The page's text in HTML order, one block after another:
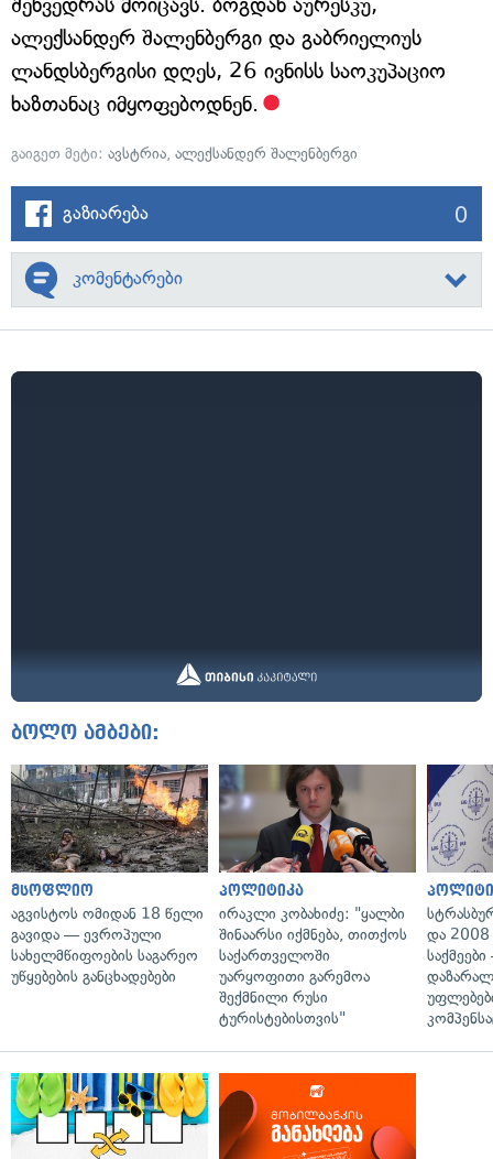
ალექსანდერ შალენბერგი და გაბრიელიუს
ლანდსბერგისი დღეს, 26 ივნისს საოკუპაციო
ხაზთანაც იმყოფებოდნენ.
გაიგეთ მეტი: ავსტრია, ალექსანდერ შალენბერგი
გაზიარება 0
კომენტარები
ბოლო ამბები:
მსოფლიო
აგვისტოს ომიდან 18 წელი
გავიდა — ევროპული
სახელმწიფოების საგარეო
უწყებების განცხადებები
პოლიტიკა
ირაკლი კობახიძე: "ყალბი
შინაარსი იქმნება, თითქოს
საქართველოში
უარყოფითი გარემოა
შექმნილი რუსი
ტურისტებისთვის"
და 2008